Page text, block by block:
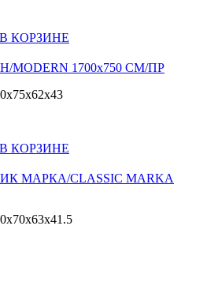
В КОРЗИНЕ
MODERN 1700х750 СМ/ПР
В КОРЗИНЕ
МАРКА/CLASSIC MARKA